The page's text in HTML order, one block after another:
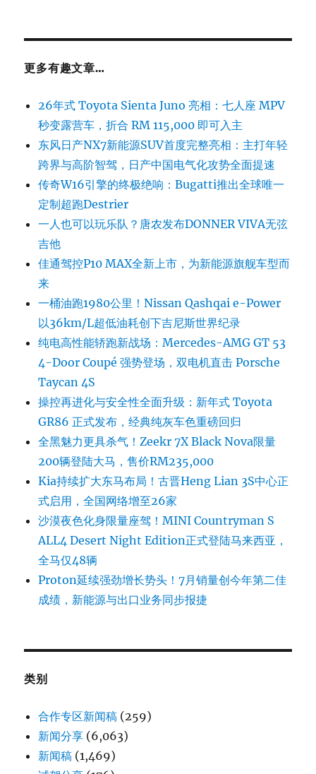
更多有趣文章…
26年式 Toyota Sienta Juno 亮相：七人座 MPV
秒变露营车，折合 RM 115,000 即可入主
东风日产NX7新能源SUV首度完整亮相：主打年轻
跨界与高阶智驾，日产中国电气化攻势全面提速
传奇W16引擎的终极绝响：Bugatti推出全球唯一
定制超跑Destrier
一人也可以玩乐队？唐农发布DONNER VIVA无弦
吉他
佳通驾控P10 MAX全新上市，为新能源旗舰车型而
来
一桶油跑1980公里！Nissan Qashqai e-Power
以36km/L超低油耗创下吉尼斯世界纪录
纯电高性能轿跑新战场：Mercedes-AMG GT 53
4-Door Coupé 强势登场，双电机直击 Porsche
Taycan 4S
操控再进化与安全性全面升级：新年式 Toyota
GR86 正式发布，经典纯灰车色重磅回归
全黑魅力更具杀气！Zeekr 7X Black Nova限量
200辆登陆大马，售价RM235,000
Kia持续扩大东马布局！古晋Heng Lian 3S中心正
式启用，全国网络增至26家
沙漠夜色化身限量座驾！MINI Countryman S
ALL4 Desert Night Edition正式登陆马来西亚，
全马仅48辆
Proton延续强劲增长势头！7月销量创今年第二佳
成绩，新能源与出口业务同步报捷
类别
合作专区新闻稿 (259)
新闻分享 (6,063)
新闻稿 (1,469)